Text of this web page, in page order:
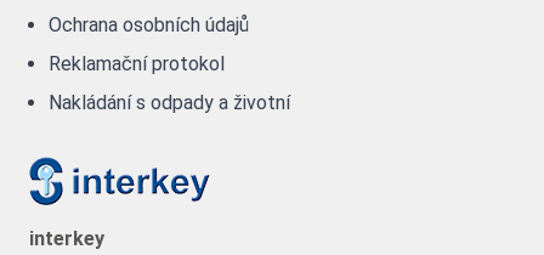
Ochrana osobních údajů
Reklamační protokol
Nakládání s odpady a životní
interkey